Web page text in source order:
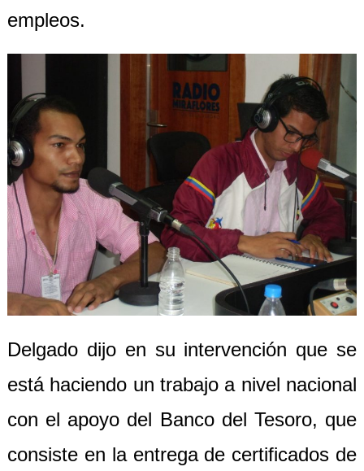
empleos.
Delgado dijo en su intervención que se
está haciendo un trabajo a nivel nacional
con el apoyo del Banco del Tesoro, que
consiste en la entrega de certificados de